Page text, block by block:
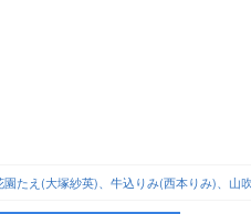
園たえ(大塚紗英)、牛込りみ(西本りみ)、